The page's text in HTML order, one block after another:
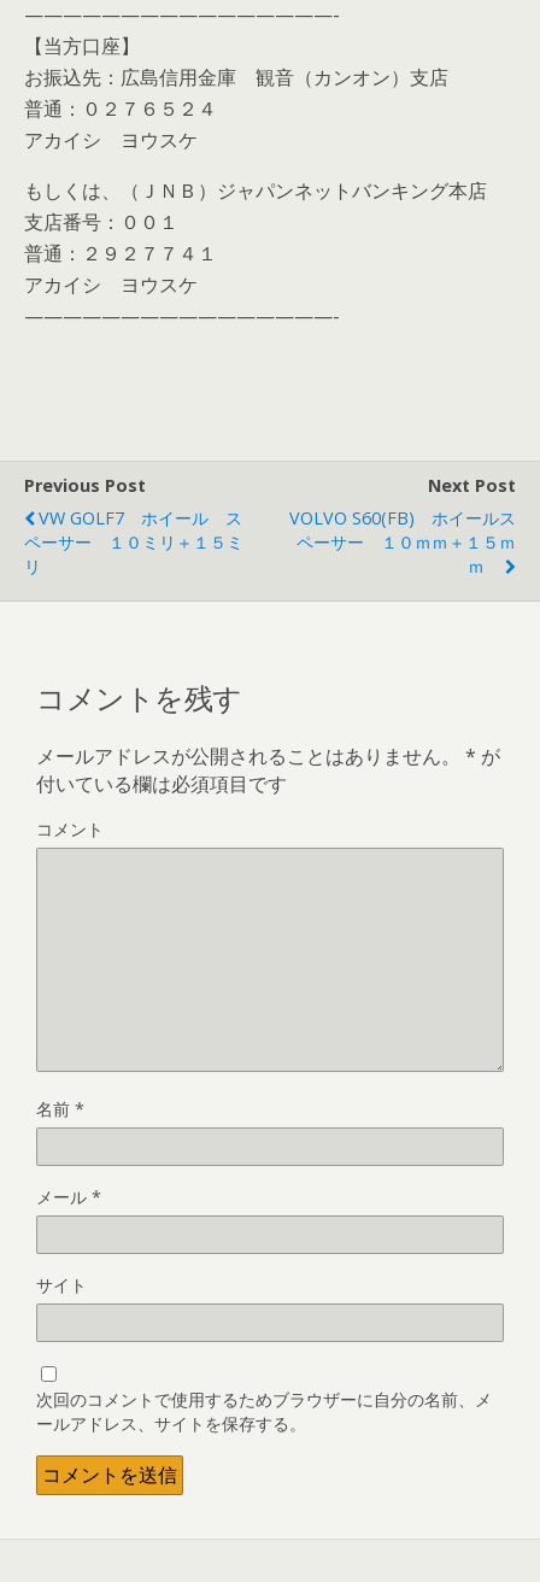
————————————————-
【当方口座】
お振込先：広島信用金庫 観音（カンオン）支店
普通：０２７６５２４
アカイシ ヨウスケ
もしくは、（ＪＮＢ）ジャパンネットバンキング本店
支店番号：００１
普通：２９２７７４１
アカイシ ヨウスケ
————————————————-
Previous Post
VW GOLF7 ホイール ス
ペーサー １０ミリ＋１５ミ
リ
Next Post
VOLVO S60(FB) ホイールス
ペーサー １０ｍｍ＋１５ｍ
Ｍ
コメントを残す
メールアドレスが公開されることはありません。 * が
付いている欄は必須項目です
コメント
名前 *
メール *
サイト
次回のコメントで使用するためブラウザーに自分の名前、メ
ールアドレス、サイトを保存する。